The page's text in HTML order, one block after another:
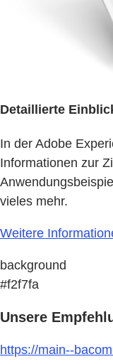
Detaillierte
In der Adobe
Informationen zur
vieles mehr.
Weitere
background
#f2f7fa
Unsere
https://main--